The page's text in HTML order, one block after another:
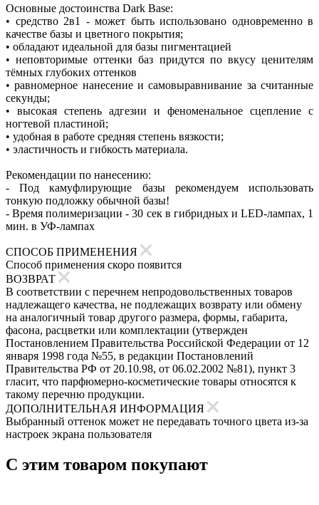
Основные достоинства Dark Base:
• средство 2в1 - может быть использовано одновременно в
качестве базы и цветного покрытия;
• обладают идеальной для базы пигментацией
• неповторимые оттенки баз придутся по вкусу ценителям
тёмных глубоких оттенков
• равномерное нанесение и самовыравнивание за считанные
секунды;
• высокая степень адгезии и феноменальное сцепление с
ногтевой пластиной;
• удобная в работе средняя степень вязкости;
• эластичность и гибкость материала.
Рекомендации по нанесению:
- Под камуфлирующие базы рекомендуем использовать
тонкую подложку обычной базы!
- Время полимеризации - 30 сек в гибридных и LED-лампах, 1
мин. в УФ-лампах
СПОСОБ ПРИМЕНЕНИЯ
Способ применения скоро появится
ВОЗВРАТ
В соответствии с перечнем непродовольственных товаров
надлежащего качества, не подлежащих возврату или обмену
на аналогичный товар другого размера, формы, габарита,
фасона, расцветки или комплектации (утвержден
Постановлением Правительства Российской Федерации от 12
января 1998 года №55, в редакции Постановлений
Правительства РФ от 20.10.98, от 06.02.2002 №81), пункт 3
гласит, что парфюмерно-косметические товары относятся к
такому перечню продукции.
ДОПОЛНИТЕЛЬНАЯ ИНФОРМАЦИЯ
Выбранный оттенок может не передавать точного цвета из-за
настроек экрана пользователя
С этим товаром покупают